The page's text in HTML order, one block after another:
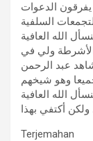
يفرقون الدعوات
السلفية
الله العافية
ولي في
عبد الرحمن
وهو شيخهم
الله العافية
Terjemahan